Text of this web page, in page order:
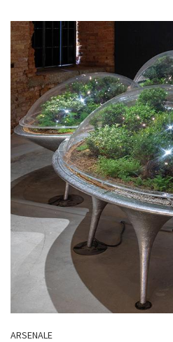
ARSENALE